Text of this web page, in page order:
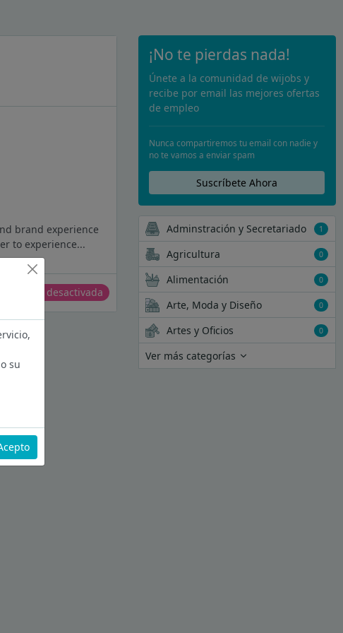
brand experience
to experience...
Oferta desactivada
¡No te pierdas nada!
Únete a la comunidad de wijobs y
recibe por email las mejores ofertas
de empleo
Nunca compartiremos tu email con nadie y
no te vamos a enviar spam
Suscríbete Ahora
Adminstración y Secretariado 1
Agricultura 0
Alimentación 0
Arte, Moda y Diseño 0
Artes y Oficios 0
Ver más categorías
su